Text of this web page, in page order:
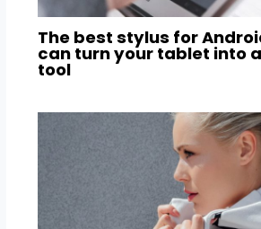
The best stylus for
can turn your tablet into
tool